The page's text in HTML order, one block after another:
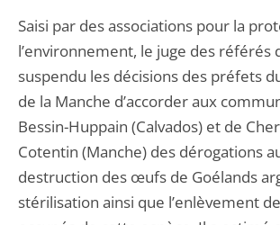
Saisi par des associations pour la
l’environnement, le juge des référés
suspendu les décisions des préfets
de la Manche d’accorder aux
Bessin-Huppain (Calvados) et de
Cotentin (Manche) des dérogations
destruction des œufs de Goélands
stérilisation ainsi que l’enlèvement